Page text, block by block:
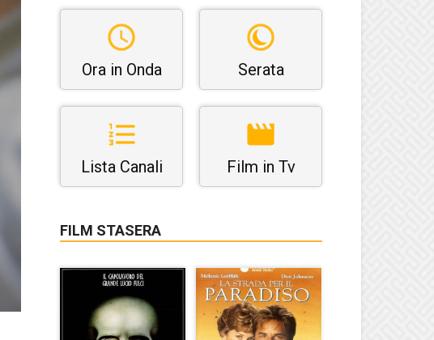
Ora in Onda Serata
Lista Canali Film in Tv
FILM STASERA